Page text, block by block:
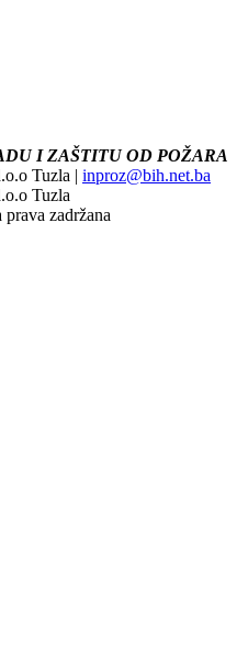
I ZAŠTITU OD POŽARA
Tuzla | inproz@bih.net.ba
Tuzla
zadržana